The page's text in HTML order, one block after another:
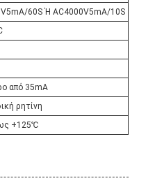
60S Ή AC4000V5mA/10S
από 35mA
ρητίνη
+125℃